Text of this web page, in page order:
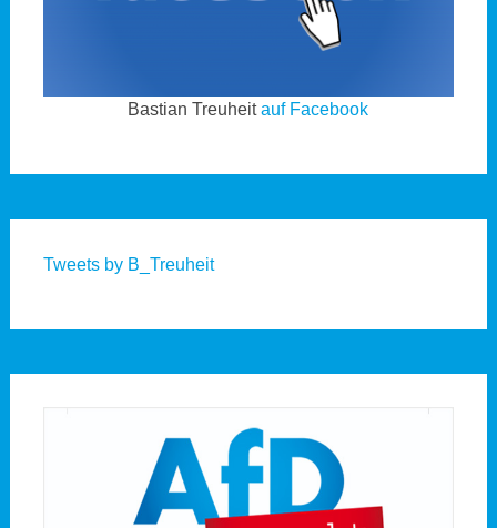
Bastian Treuheitauf Facebook
Tweets by B_Treuheit